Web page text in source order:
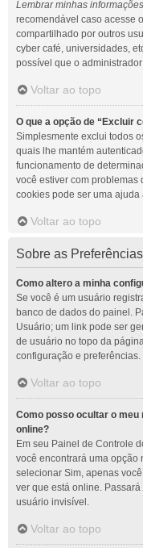
Lembrar minhas informações
recomendável caso acesse
compartilhado por outros
cyber café, universidades,
possível que o
Voltar ao topo
O que a opção de “Excluir
Simplesmente exclui todos
quais lhe mantém
funcionamento de
você estiver com problemas
cookies pode ser uma ajuda
Voltar ao topo
Sobre as
Como altero a minha
Se você é um usuário
banco de dados do painel.
Usuário; um link pode ser
de usuário no topo da
configuração e preferências.
Voltar ao topo
Como posso ocultar o meu
online?
Em seu Painel de Controle
você encontrará uma opção
selecionar Sim, apenas
ver que está online.
usuário invisível.
Voltar ao topo